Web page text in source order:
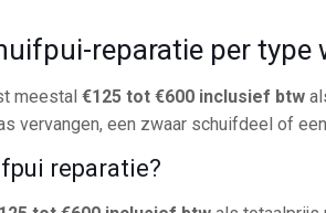
reparatie per type
meestal €125 tot €600 inclusief btw
vervangen, een zwaar schuifdeel of
reparatie?